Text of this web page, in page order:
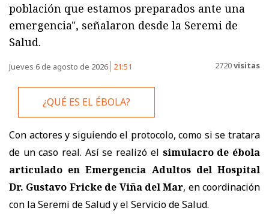
población que estamos preparados ante una
emergencia", señalaron desde la Seremi de
Salud.
Jueves 6 de agosto de 2026 21:51 2720visitas
¿QUÉ ES EL ÉBOLA?
Con actores y siguiendo el protocolo, como si se tratara
de un caso real. Así se realizó el simulacro de ébola
articulado en Emergencia Adultos del Hospital
Dr. Gustavo Fricke de Viña del Mar, en coordinación
con la Seremi de Salud y el Servicio de Salud.